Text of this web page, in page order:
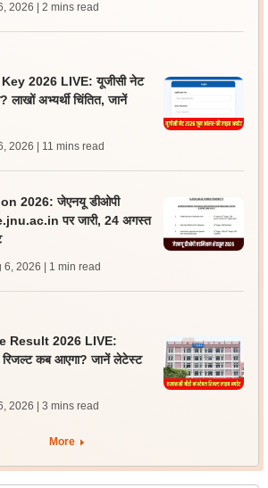
2026 | 2 mins read
2026 LIVE: यूजीसी नेट
अभ्यर्थी चिंतित, जानें
2026 | 11 mins read
2026: जेएनयू डीओपी
पर जारी, 24 अगस्त
6, 2026 | 1 min read
Result 2026 LIVE:
रिजल्ट कब आएगा? जानें लेटेस्ट
2026 | 3 mins read
More